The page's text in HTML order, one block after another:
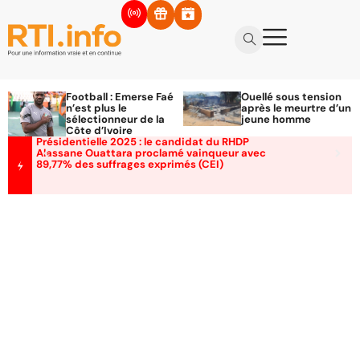
Football : Emerse Faé
n’est plus le
sélectionneur de la
Côte d’Ivoire
Ouellé sous tension
après le meurtre d’un
jeune homme
Présidentielle 2025 : le candidat du RHDP
Alassane Ouattara proclamé vainqueur avec
89,77% des suffrages exprimés (CEI)